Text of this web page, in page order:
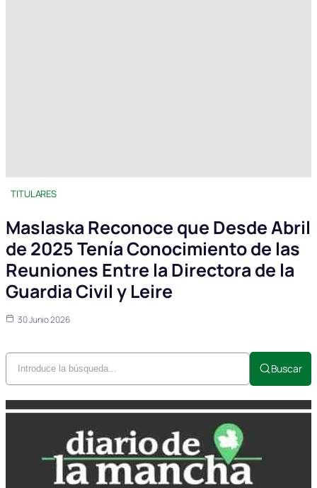
TITULARES
Maslaska Reconoce que Desde Abril
de 2025 Tenía Conocimiento de las
Reuniones Entre la Directora de la
Guardia Civil y Leire
30 Junio 2026
Buscar